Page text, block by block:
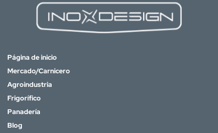
Página de inicio
Mercado/Carnicero
Agroindustria
Frigorífico
Panadería
Blog